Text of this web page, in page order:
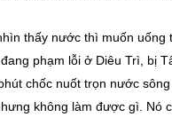
thấy nước thì muốn uống
phạm lỗi ở Diêu Trì, bị
chốc nuốt trọn nước
không làm được gì. Nó